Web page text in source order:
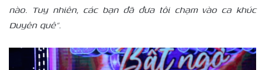
nào. Tuy nhiên, các bạn đã đưa tôi chạm vào ca khúc
Duyên quê”.